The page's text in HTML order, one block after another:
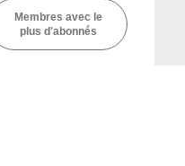
Membres avec le
plus d'abonnés